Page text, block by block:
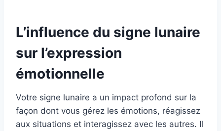
L’influence du signe lunaire
sur l’expression
émotionnelle
Votre signe lunaire a un impact profond sur la
façon dont vous gérez les émotions, réagissez
aux situations et interagissez avec les autres. Il